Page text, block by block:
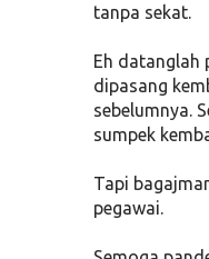
tanpa sekat.
Eh datanglah
dipasang
sebelumnya.
sumpek
Tapi
pegawai.